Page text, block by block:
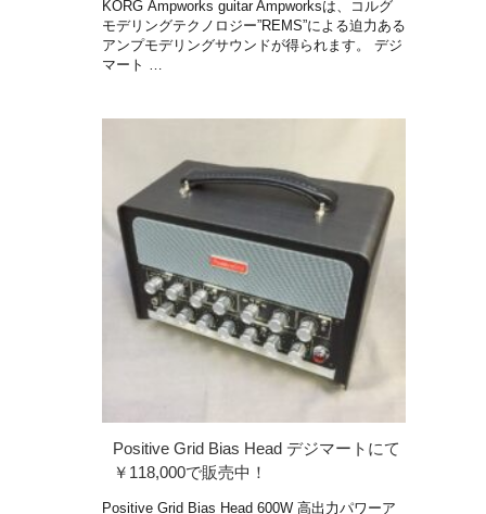
KORG Ampworks guitar Ampworksは、コルグ
モデリングテクノロジー”REMS”による迫力ある
アンプモデリングサウンドが得られます。 デジ
マート …
Positive Grid Bias Head デジマートにて
￥118,000で販売中！
Positive Grid Bias Head 600W 高出力パワーア